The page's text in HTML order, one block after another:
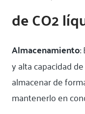
de CO2
Almacenamiento:
y alta capacidad
almacenar de
mantenerlo en